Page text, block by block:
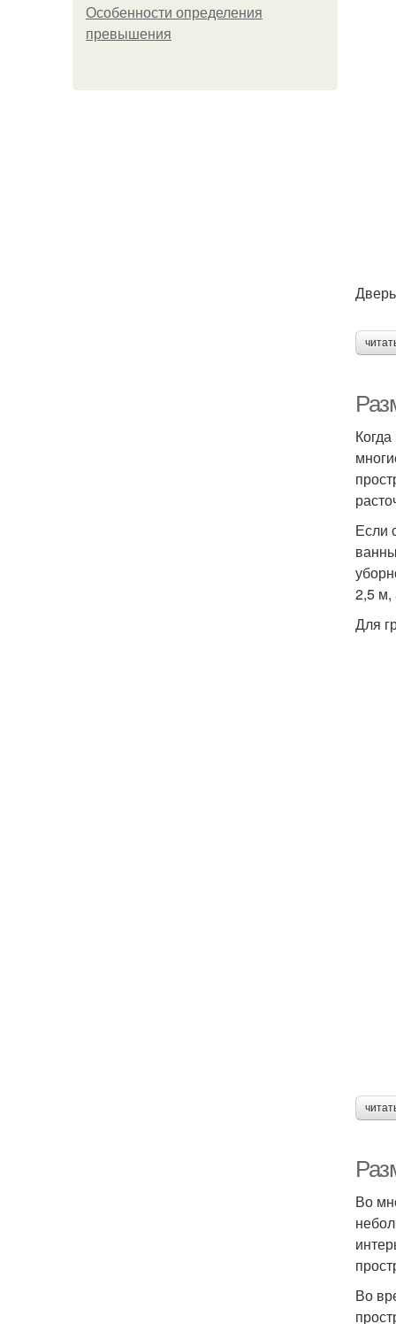
Особенности определения
превышения
Если
2,5
Для
Во
Во